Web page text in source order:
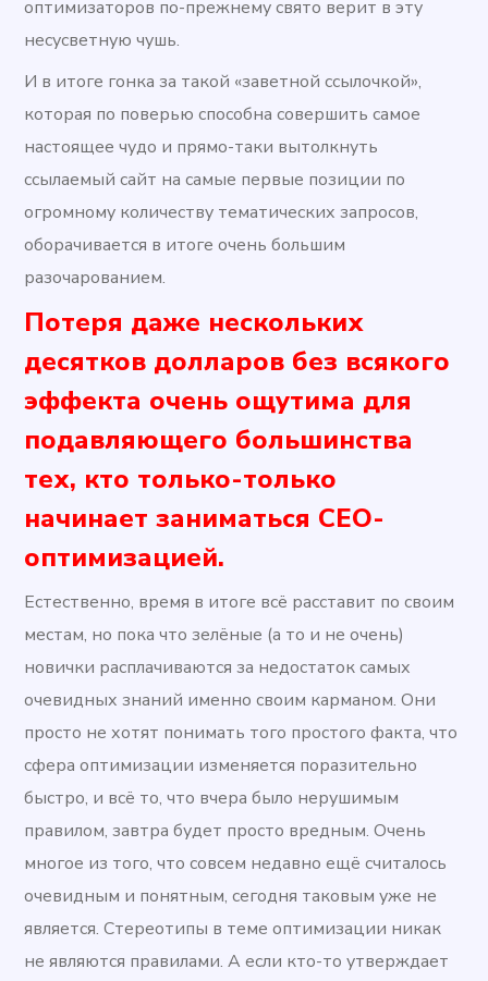
оптимизаторов по-прежнему свято верит в эту
несусветную чушь.
И в итоге гонка за такой «заветной ссылочкой»,
которая по поверью способна совершить самое
настоящее чудо и прямо-таки вытолкнуть
ссылаемый сайт на самые первые позиции по
огромному количеству тематических запросов,
оборачивается в итоге очень большим
разочарованием.
Потеря даже нескольких
десятков долларов без всякого
эффекта очень ощутима для
подавляющего большинства
тех, кто только-только
начинает заниматься СЕО-
оптимизацией.
Естественно, время в итоге всё расставит по своим
местам, но пока что зелёные (а то и не очень)
новички расплачиваются за недостаток самых
очевидных знаний именно своим карманом. Они
просто не хотят понимать того простого факта, что
сфера оптимизации изменяется поразительно
быстро, и всё то, что вчера было нерушимым
правилом, завтра будет просто вредным. Очень
многое из того, что совсем недавно ещё считалось
очевидным и понятным, сегодня таковым уже не
является. Стереотипы в теме оптимизации никак
не являются правилами. А если кто-то утверждает